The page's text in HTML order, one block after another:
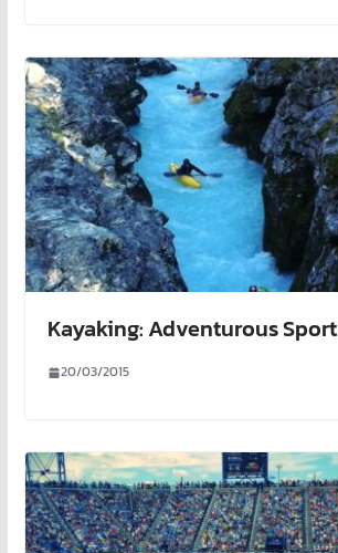
Kayaking: Adventurous Sport
20/03/2015